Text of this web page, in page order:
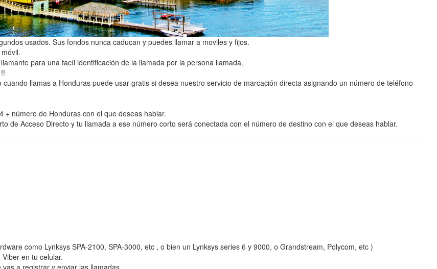
usados. Sus fondos nunca caducan y puedes llamar a moviles y fijos.
para una facíl identificación de la llamada por la persona llamada.
llamas a Honduras puede usar gratis si desea nuestro servicio de marcación directa asignando un número de teléfono
+ número de Honduras con el que deseas hablar.
de Acceso Directo y tu llamada a ese número corto será conectada con el número de destino con el que deseas hablar.
como Lynksys SPA-2100, SPA-3000, etc , o bien un Lynksys series 6 y 9000, o Grandstream, Polycom, etc )
en tu celular.